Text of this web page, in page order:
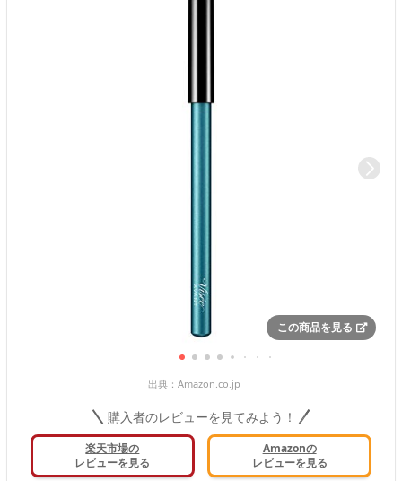
この商品を見る
出典： Amazon.co.jp
購入者のレビューを見てみよう！
楽天市場の
レビューを見る
Amazonの
レビューを見る